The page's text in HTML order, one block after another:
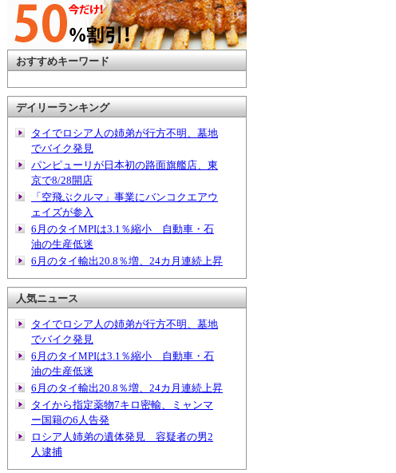
おすすめキーワード
デイリーランキング
タイでロシア人の姉弟が行方不明、墓地
でバイク発見
パンピューリが日本初の路面旗艦店、東
京で8/28開店
「空飛ぶクルマ」事業にバンコクエアウ
ェイズが参入
6月のタイMPIは3.1％縮小 自動車・石
油の生産低迷
6月のタイ輸出20.8％増、24カ月連続上昇
人気ニュース
タイでロシア人の姉弟が行方不明、墓地
でバイク発見
6月のタイMPIは3.1％縮小 自動車・石
油の生産低迷
6月のタイ輸出20.8％増、24カ月連続上昇
タイから指定薬物7キロ密輸、ミャンマ
ー国籍の6人告発
ロシア人姉弟の遺体発見 容疑者の男2
人逮捕